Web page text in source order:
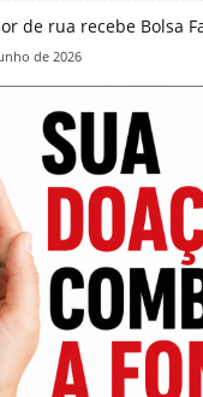
de rua recebe Bolsa
de 2026